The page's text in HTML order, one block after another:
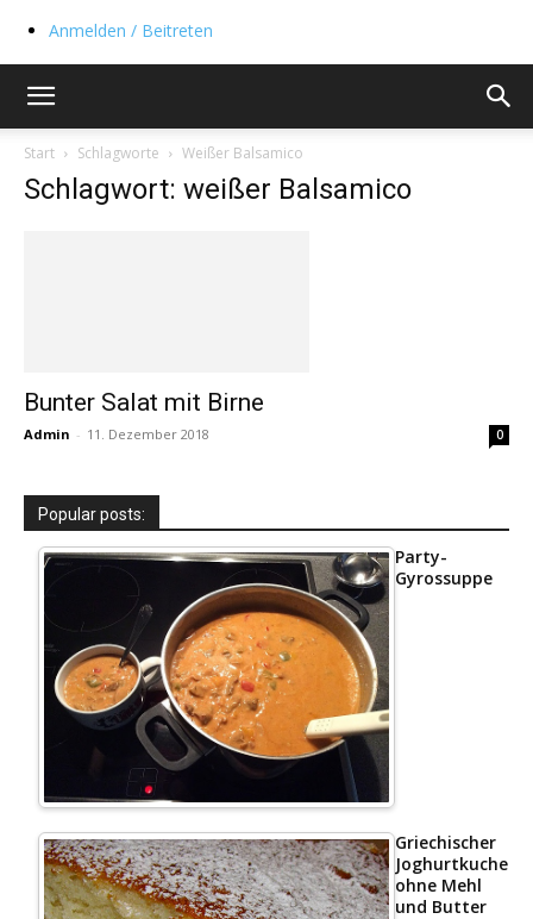
Anmelden / Beitreten
Start Schlagworte Weißer Balsamico
Schlagwort: weißer Balsamico
Bunter Salat mit Birne
Admin - 11. Dezember 2018 0
Popular posts:
Party-
Gyrossuppe
Griechischer
Joghurtkuchen
ohne Mehl
und Butter